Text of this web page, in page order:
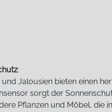
:
und Jalousien bieten einen
sorgt der
Pflanzen und Möbel, die